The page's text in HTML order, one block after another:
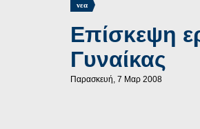
νεα
Επίσκεψη
Γυναίκας
Παρασκευή, 7 Μαρ 2008